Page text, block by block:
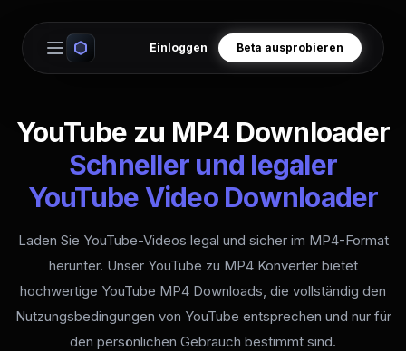
Open main menu
Einloggen Beta ausprobieren
YouTube zu MP4 Downloader
Schneller und legaler
YouTube Video Downloader
Laden Sie YouTube-Videos legal und sicher im MP4-Format
herunter. Unser YouTube zu MP4 Konverter bietet
hochwertige YouTube MP4 Downloads, die vollständig den
Nutzungsbedingungen von YouTube entsprechen und nur für
den persönlichen Gebrauch bestimmt sind.